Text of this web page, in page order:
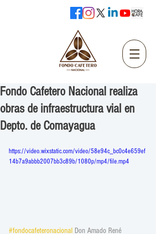
Fondo Cafetero Nacional realiza
obras de infraestructura vial en
Depto. de Comayagua
https://video.wixstatic.com/video/58e94c_bc0c4e659ef
14b7a9abbb2007bb3c89b/1080p/mp4/file.mp4
#fondocafeteronacional Don Amado René